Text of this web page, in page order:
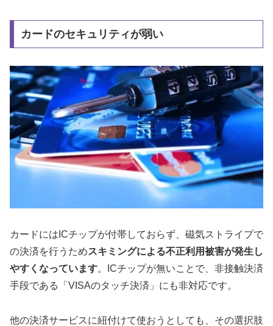
カードのセキュリティが弱い
カードにはICチップが付帯しておらず、磁気ストライプで
の決済を行うためスキミングによる不正利用被害が発生し
やすくなっています。ICチップが無いことで、非接触決済
手段である「VISAのタッチ決済」にも非対応です。
他の決済サービスに紐付けて使おうとしても、その選択肢